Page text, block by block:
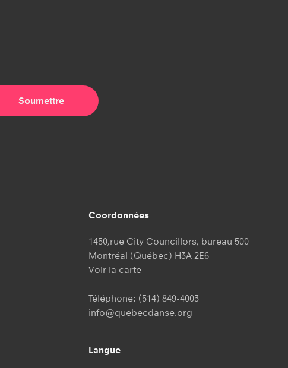
Coordonnées
1450,rue City Councillors, bureau 500
Montréal (Québec) H3A 2E6
Voir la carte
Téléphone: (514) 849-4003
info@quebecdanse.org
Langue